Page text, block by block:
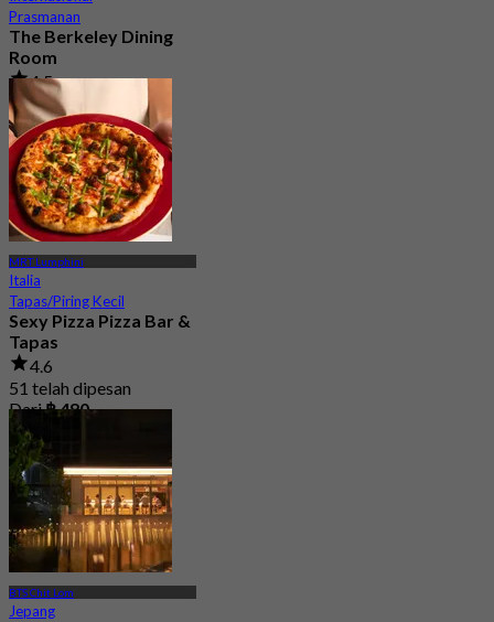
Prasmanan
The Berkeley Dining
Room
4.5
6.1K telah dipesan
Dari฿ 647
MRT Lumphini
Italia
Tapas/Piring Kecil
Sexy Pizza Pizza Bar &
Tapas
4.6
51 telah dipesan
Dari฿ 480
BTS Chit Lom
Jepang